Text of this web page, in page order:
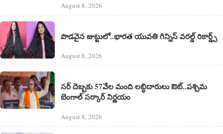
August 8, 2026
పొడవైన జుట్టులో..భారత యువతి గిన్నిస్ వరల్డ్ రికార్డ్స్
August 8, 2026
సర్ దెబ్బకు 57వేల మంది లబ్ధిదారులు ఔట్..పశ్చిమ
బెంగాల్ సర్కార్ నిర్ణయం
August 8, 2026